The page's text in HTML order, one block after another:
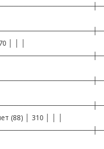
│ │ │
(88) │ 310 │ │ │